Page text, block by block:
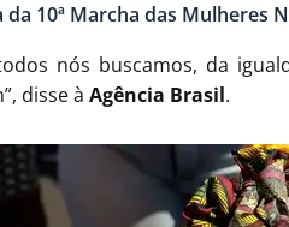
10ª Marcha das Mulheres
nós buscamos, da
disse à Agência Brasil.